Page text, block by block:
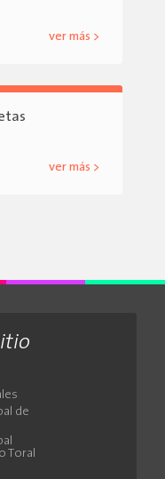
ver más >
ver más >
de
Toral